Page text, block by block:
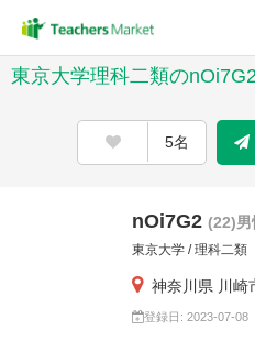
東京大学理科二類の
5名
nOi7G2 (22)男
東京大学 / 理科二類
神奈川県 川崎
登録日: 2023-07-08